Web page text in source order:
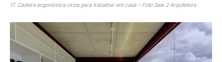
17. Cadeira ergonômica cinza para trabalhar em casa – Foto Sala 2 Arquitetura